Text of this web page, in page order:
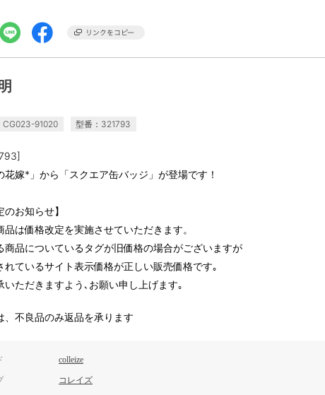
CG023-91020 型番：321793
花嫁*」から「スクエア缶バッジ」が登場です！
のお知らせ】
品は価格改定を実施させていただきます。
商品についているタグが旧価格の場合がございますが
れているサイト表示価格が正しい販売価格です｡
いただきますよう､お願い申し上げます｡
、不良品のみ返品を承ります
colleize
コレイズ